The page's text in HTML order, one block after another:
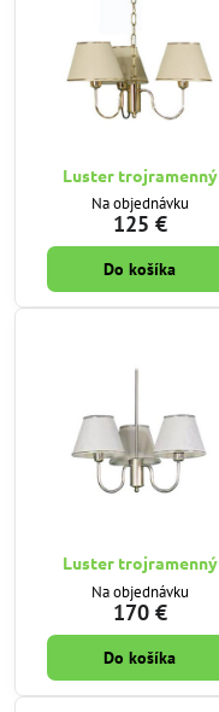
Luster trojramenný
Na objednávku
125 €
Do košíka
Luster trojramenný
Na objednávku
170 €
Do košíka